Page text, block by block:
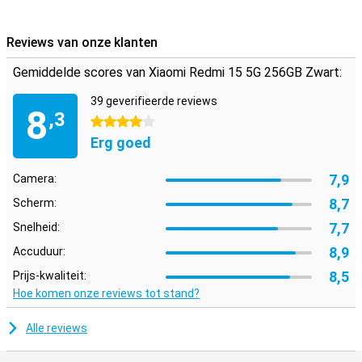
Reviews van onze klanten
Gemiddelde scores van Xiaomi Redmi 15 5G 256GB Zwart:
8,3
39 geverifieerde reviews
4 sterren
Erg goed
Camera: 7,9
Scherm: 8,7
Snelheid: 7,7
Accuduur: 8,9
Prijs-kwaliteit: 8,5
Hoe komen onze reviews tot stand?
Alle reviews